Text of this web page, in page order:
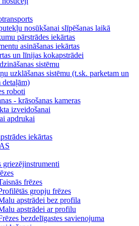
nosūkšanai slīpēšanas laikā
pārstrādes iekārtas
asināšanas iekārtas
un līnijas kokapstrādei
sistēmu
uzklāšanas sistēmu (t.sk. parketam un
detaļām)
roboti
- krāsošanas kameras
izveidošanai
apdrukai
iekārtas
griezējinstrumenti
frēzes
gropju frēzes
apstrādei bez profila
apstrādei ar profilu
bezdelīgastes savienojuma